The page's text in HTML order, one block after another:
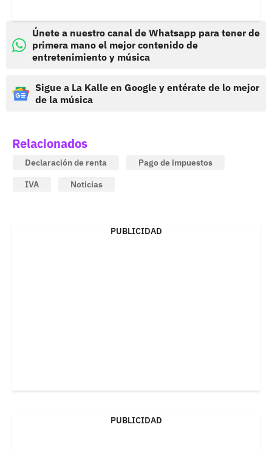
Únete a nuestro canal de Whatsapp para tener de
primera mano el mejor contenido de
entretenimiento y música
Sigue a La Kalle en Google y entérate de lo mejor
de la música
Relacionados
Declaración de renta
Pago de impuestos
IVA
Noticias
PUBLICIDAD
PUBLICIDAD